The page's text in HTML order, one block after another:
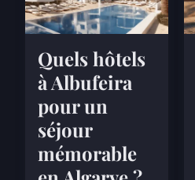
Quels hôtels
à Albufeira
pour un
séjour
mémorable